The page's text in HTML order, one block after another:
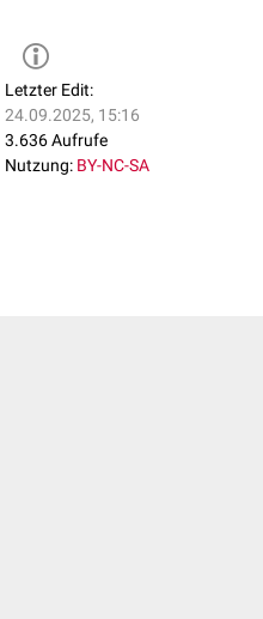
Letzter Edit:
24.09.2025, 15:16
3.636 Aufrufe
Nutzung: BY-NC-SA